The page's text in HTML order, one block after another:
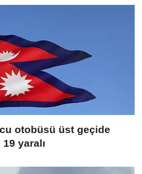
otobüsü üst geçide
yaralı